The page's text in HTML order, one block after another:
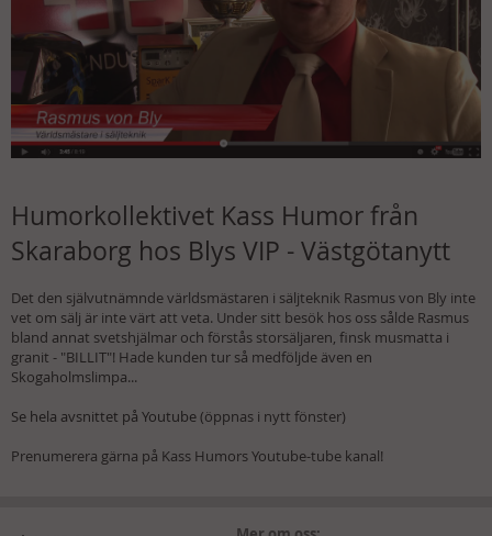
Humorkollektivet Kass Humor från
Skaraborg hos Blys VIP - Västgötanytt
Det den självutnämnde världsmästaren i säljteknik Rasmus von Bly inte
vet om sälj är inte värt att veta. Under sitt besök hos oss sålde Rasmus
bland annat svetshjälmar och förstås storsäljaren, finsk musmatta i
granit - "BILLIT"! Hade kunden tur så medföljde även en
Skogaholmslimpa...
Se hela avsnittet på Youtube(öppnas i nytt fönster)
Prenumerera gärna på Kass Humors Youtube-tube kanal!